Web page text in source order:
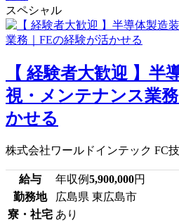
スペシャル
【 経験者大歓迎 】半
視・メンテナンス業
かせる
株式会社ワールドインテック FC
給与 年収例5,900,000円
勤務地
広島県 東広島市
寮・社宅 あり